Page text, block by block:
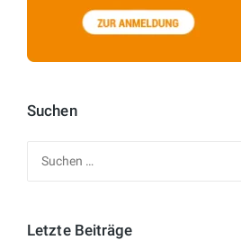
Suchen
Letzte Beiträge